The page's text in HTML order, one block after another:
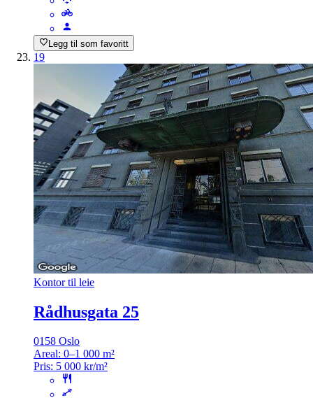
Legg til som favoritt
19
Kontor til leie
Rådhusgata 25
0158 Oslo
Areal: 0–1 000 m²
Pris: 5 000 kr/m²